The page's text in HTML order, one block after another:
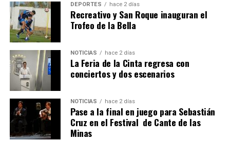
QUINTA CORRIDA DE LAS FIESTAS COLOMBINAS
2026
hace 6 días· Huelvatv
DEPORTES hace 2 días
Recreativo y San Roque inauguran el
Trofeo de la Bella
NOTICIAS hace 2 días
La Feria de la Cinta regresa con
conciertos y dos escenarios
NOTICIAS hace 2 días
Pase a la final en juego para Sebastián
Cruz en el Festival de Cante de las
Minas